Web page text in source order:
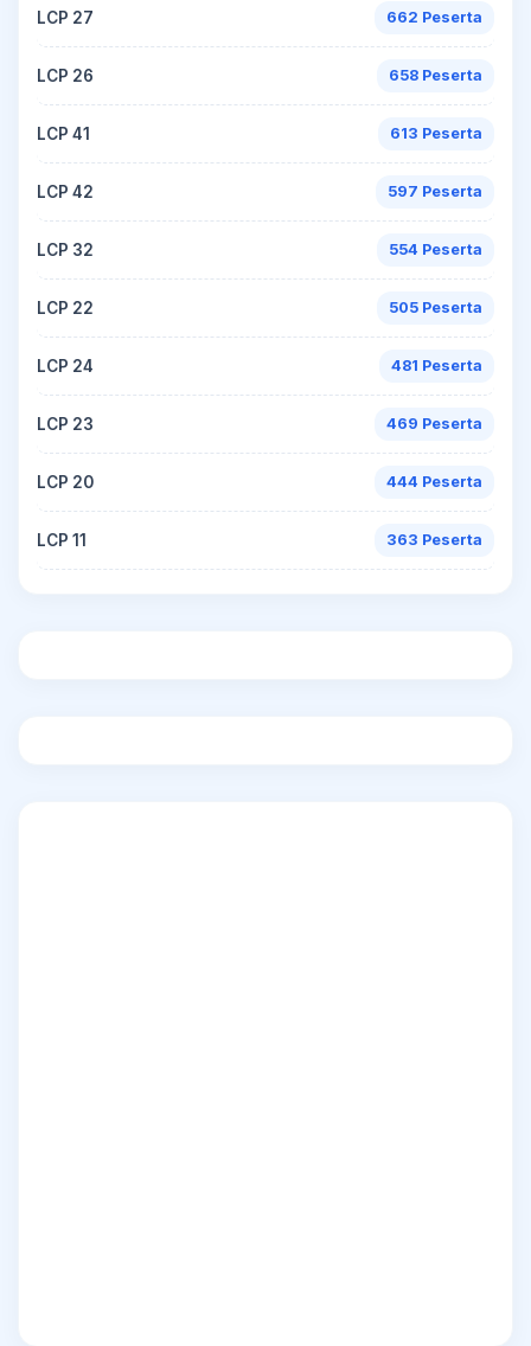
LCP 27 662 Peserta
LCP 26 658 Peserta
LCP 41 613 Peserta
LCP 42 597 Peserta
LCP 32 554 Peserta
LCP 22 505 Peserta
LCP 24 481 Peserta
LCP 23 469 Peserta
LCP 20 444 Peserta
LCP 11 363 Peserta